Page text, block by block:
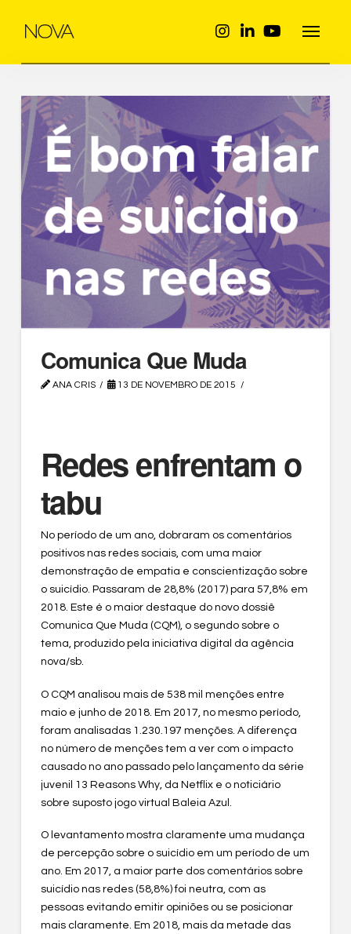
Comunica Que Muda
ANA CRIS 13 DE NOVEMBRO DE 2015
Redes enfrentam o
tabu
No período de um ano, dobraram os comentários
positivos nas redes sociais, com uma maior
demonstração de empatia e conscientização sobre
o suicídio. Passaram de 28,8% (2017) para 57,8% em
2018. Este é o maior destaque do novo dossiê
Comunica Que Muda (CQM), o segundo sobre o
tema, produzido pela iniciativa digital da agência
nova/sb.
O CQM analisou mais de 538 mil menções entre
maio e junho de 2018. Em 2017, no mesmo período,
foram analisadas 1.230.197 menções. A diferença
no número de menções tem a ver com o impacto
causado no ano passado pelo lançamento da série
juvenil 13 Reasons Why, da Netflix e o noticiário
sobre suposto jogo virtual Baleia Azul.
O levantamento mostra claramente uma mudança
de percepção sobre o suicídio em um período de um
ano. Em 2017, a maior parte dos comentários sobre
suicídio nas redes (58,8%) foi neutra, com as
pessoas evitando emitir opiniões ou se posicionar
mais claramente. Em 2018, mais da metade das